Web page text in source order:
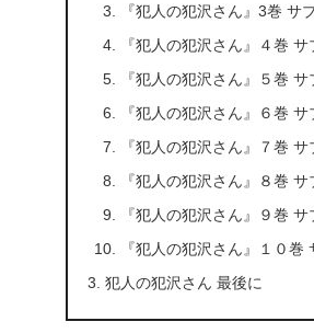
『犯人の犯沢さん』3巻 サ
『犯人の犯沢さん』４巻
『犯人の犯沢さん』５巻
『犯人の犯沢さん』６巻
『犯人の犯沢さん』７巻
『犯人の犯沢さん』８巻
『犯人の犯沢さん』９巻
『犯人の犯沢さん』１０巻
犯人の犯沢さん 最後に